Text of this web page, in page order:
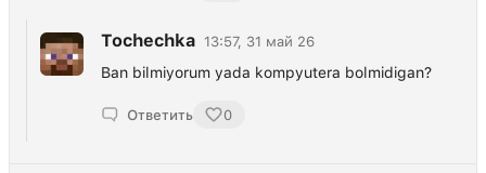
Tochechka 13:57, 31 май 26
Ban bilmiyorum yada kompyutera bolmidigan?
Ответить 0